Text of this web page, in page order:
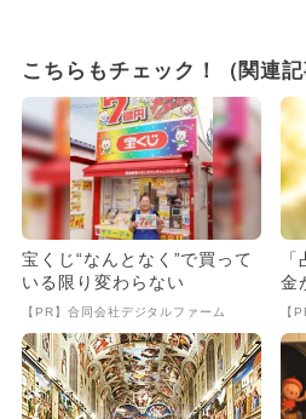
こちらもチェック！（関連記
宝くじ“なんとなく”で買って
いる限り変わらない
【PR】合同会社デジタルファーム
金
【